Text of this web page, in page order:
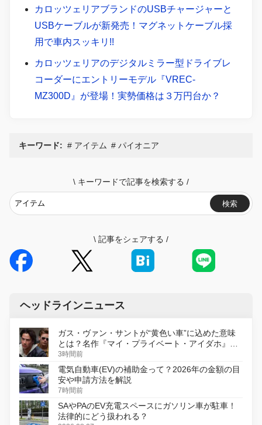
カロッツェリアブランドのUSBチャージャーと
USBケーブルが新発売！マグネットケーブル採
用で車内スッキリ!!
カロッツェリアのデジタルミラー型ドライブレ
コーダーにエントリーモデル『VREC-
MZ300D』が登場！実勢価格は３万円台か？
キーワード: アイテム パイオニア
\ キーワードで記事を検索する /
検索
\ 記事をシェアする /
ヘッドラインニュース
ガス・ヴァン・サントが“黄色い車”に込めた意味
とは？名作『マイ・プライベート・アイダホ』が
初のデジタルリマスター版で復活
3時間前
電気自動車(EV)の補助金って？2026年の金額の目
安や申請方法を解説
7時間前
SAやPAのEV充電スペースにガソリン車が駐車！
法律的にどう扱われる？